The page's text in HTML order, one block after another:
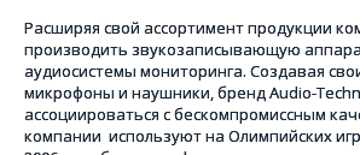
Расширяя свой ассортимент продукции
производить звукозаписывающую
аудиосистемы мониторинга. Создавая
микрофоны и наушники, бренд Audio-
ассоциироваться с бескомпромиссным
компании используют на Олимпийских